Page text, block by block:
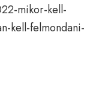
mikor-kell-
kell-felmondani-